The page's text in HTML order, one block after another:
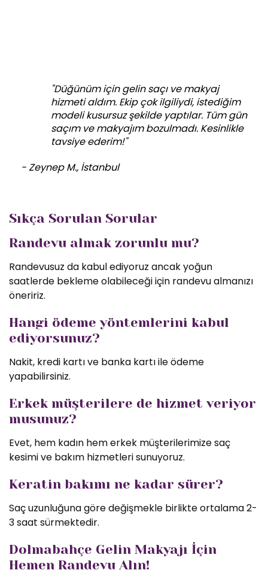
"Düğünüm için gelin saçı ve makyaj
hizmeti aldım. Ekip çok ilgiliydi, istediğim
modeli kusursuz şekilde yaptılar. Tüm gün
saçım ve makyajım bozulmadı. Kesinlikle
tavsiye ederim!"
- Zeynep M., İstanbul
Sıkça Sorulan Sorular
Randevu almak zorunlu mu?
Randevusuz da kabul ediyoruz ancak yoğun
saatlerde bekleme olabileceği için randevu almanızı
öneririz.
Hangi ödeme yöntemlerini kabul
ediyorsunuz?
Nakit, kredi kartı ve banka kartı ile ödeme
yapabilirsiniz.
Erkek müşterilere de hizmet veriyor
musunuz?
Evet, hem kadın hem erkek müşterilerimize saç
kesimi ve bakım hizmetleri sunuyoruz.
Keratin bakımı ne kadar sürer?
Saç uzunluğuna göre değişmekle birlikte ortalama 2-
3 saat sürmektedir.
Dolmabahçe Gelin Makyajı İçin
Hemen Randevu Alın!